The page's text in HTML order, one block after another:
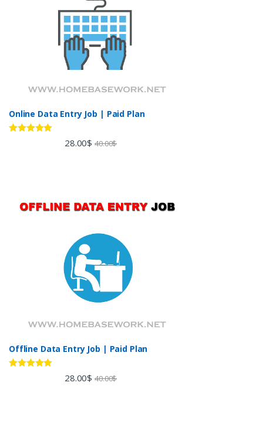
Online Data Entry Job | Paid Plan
28.00$ 40.00$
Offline Data Entry Job | Paid Plan
28.00$ 40.00$